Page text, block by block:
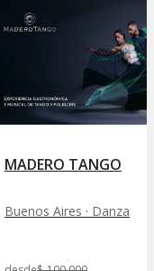
MADERO TANGO
Buenos Aires · Danza